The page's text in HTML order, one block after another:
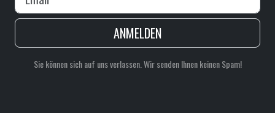
ANMELDEN
Sie können sich auf uns verlassen. Wir senden Ihnen keinen Spam!